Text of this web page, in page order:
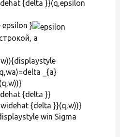
epsilon }
а
_{a}
win Sigma